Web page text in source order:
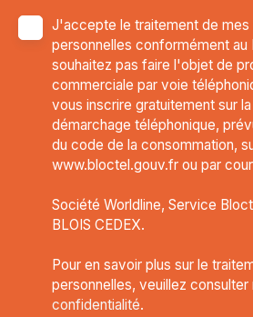
J'accepte le traitement de mes
personnelles conformément au
souhaitez pas faire l'objet de
commerciale par voie
vous inscrire gratuitement sur
démarchage téléphonique,
du code de la consommation,
www.bloctel.gouv.fr ou par
Société Worldline, Service
BLOIS CEDEX.
Pour en savoir plus sur le
personnelles, veuillez consulter
confidentialité.